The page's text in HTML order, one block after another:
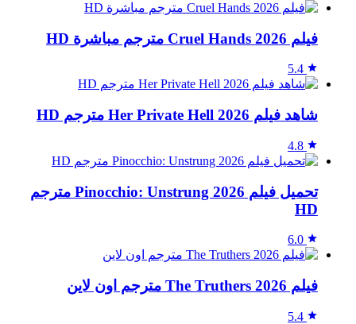
فيلم Cruel Hands 2026 مترجم مباشرة HD
5.4
شاهد فيلم Her Private Hell 2026 مترجم HD
4.8
تحميل فيلم Pinocchio: Unstrung 2026 مترجم
HD
6.0
فيلم The Truthers 2026 مترجم اون لاين
5.4